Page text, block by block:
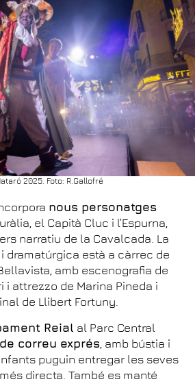
2025. Foto: R.Gallofré
nous personatges
el Capità Cluc i l’Espurna,
narratiu de la Cavalcada. La
dramatúrgica està a càrrec de
amb escenografia de
i attrezzo de Marina Pineda i
de Llibert Fortuny.
Reial al Parc Central
correu exprés , amb bústia i
puguin entregar les seves
directa. També es manté